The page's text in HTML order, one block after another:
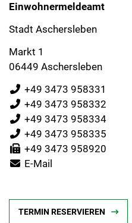
Einwohnermeldeamt
Stadt Aschersleben
Markt 1
06449 Aschersleben
+49 3473 958331
+49 3473 958332
+49 3473 958334
+49 3473 958335
+49 3473 958920
E-Mail
TERMIN RESERVIEREN